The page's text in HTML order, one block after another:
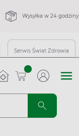
Wysyłka w 24 godziny
Serwis Świat Zdrowia
sztuk